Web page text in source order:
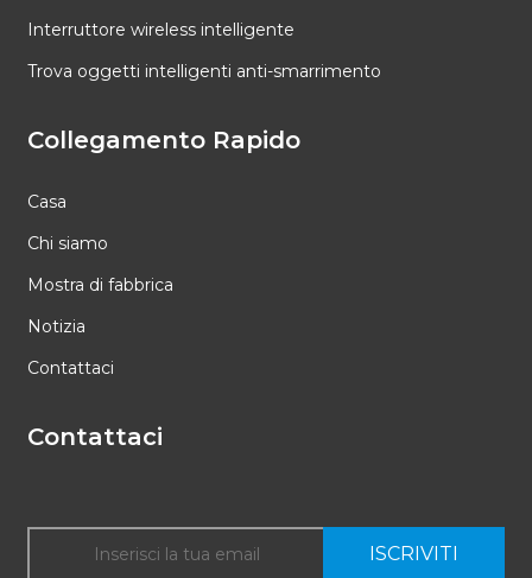
Interruttore wireless intelligente
Trova oggetti intelligenti anti-smarrimento
Collegamento Rapido
Casa
Chi siamo
Mostra di fabbrica
Notizia
Contattaci
Contattaci
ISCRIVITI